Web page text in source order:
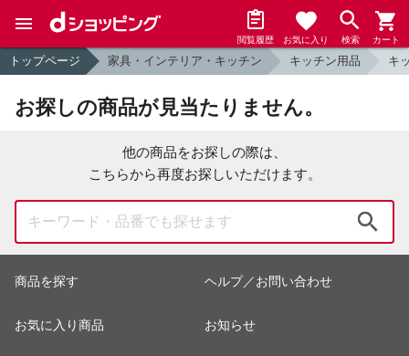
閲覧履歴 お気に入り 検索 カート
トップページ 家具・インテリア・キッチン キッチン用品 キ
お探しの商品が見当たりません。
他の商品をお探しの際は、
こちらから再度お探しいただけます。
商品を探す
お気に入り商品
ヘルプ／お問い合わせ
お知らせ